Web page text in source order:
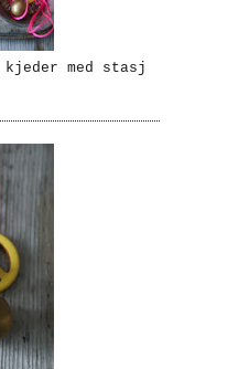
kjeder med stasj